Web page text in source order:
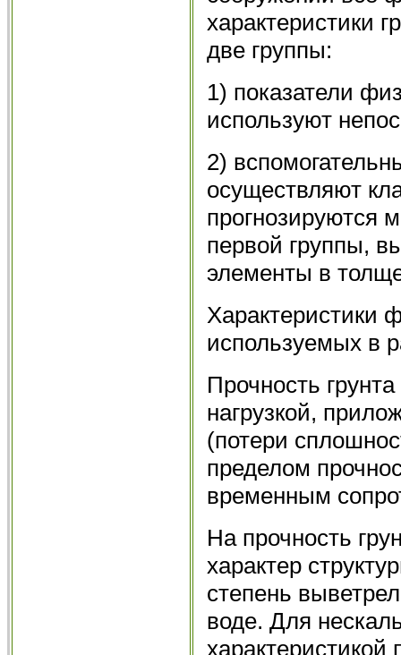
характеристики
две группы:
1) показатели
используют
2)
осуществляют
прогнозируются
первой группы,
элементы в
Характеристики
используемых в
Прочность
нагрузкой,
(потери
пределом
временным
На прочность
характер
степень
воде. Для
характеристикой